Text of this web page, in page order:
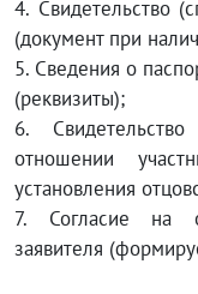
4. Свидетельство
(документ при
5. Сведения о
(реквизиты);
6.
отношении
установления
7. Согласие на
заявителя